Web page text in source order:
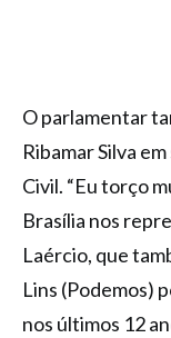
O parlamentar
Ribamar Silva
Civil. “Eu torço
Brasília nos
Laércio, que
Lins (Podemos)
nos últimos 12